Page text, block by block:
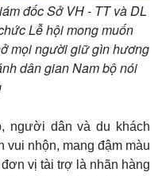
đốc Sở VH - TT và DL
Lễ hội mong muốn
mọi người giữ gìn hương
dân gian Nam bộ nói
người dân và du khách
vui nhộn, mang đậm màu
vị tài trợ là nhãn hàng